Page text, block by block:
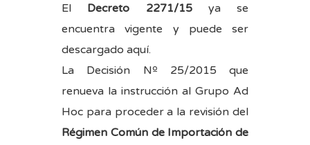
El Decreto 2271/15ya se
encuentra vigente y puede ser
descargado aquí.
La Decisión Nº 25/2015 que
renueva la instrucción al Grupo Ad
Hoc para proceder a la revisión del
Régimen Común de Importación de